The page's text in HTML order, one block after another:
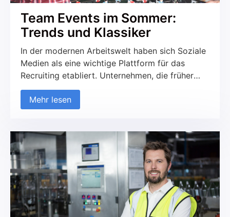
Team Events im Sommer:
Trends und Klassiker
In der modernen Arbeitswelt haben sich Soziale
Medien als eine wichtige Plattform für das
Recruiting etabliert. Unternehmen, die früher
ausschließlich auf traditionelle Kanäle wie
Jobportale und Printmedien gesetzt haben,
nutzen zunehmend soziale Netzwerke, um neue
Kandidaten in Kontakt zu treten. Diese
Entwicklung betrifft sowohl den B2C- als auch
den B2B-Bereich. Aber was macht das
Recruiting über Soziale Medien so erfolgreich
und worauf sollte geachtet werden?
Mehr lesen